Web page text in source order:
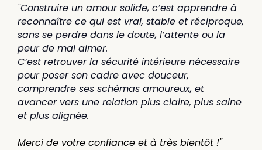
"Construire un amour solide, c’est apprendre à
reconnaître ce qui est vrai, stable et réciproque,
sans se perdre dans le doute, l’attente ou la
peur de mal aimer.
C’est retrouver la sécurité intérieure nécessaire
pour poser son cadre avec douceur,
comprendre ses schémas amoureux, et
avancer vers une relation plus claire, plus saine
et plus alignée.
Merci de votre confiance et à très bientôt !"